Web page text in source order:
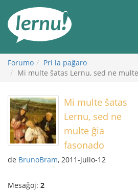
enhavo
Forumo
Pri la paĝaro
Mi multe ŝatas Lernu, sed ne
Mi multe ŝatas
Lernu, sed ne
multe ĝia
fasonado
de BrunoBram, 2011-julio-12
Mesaĝoj: 2